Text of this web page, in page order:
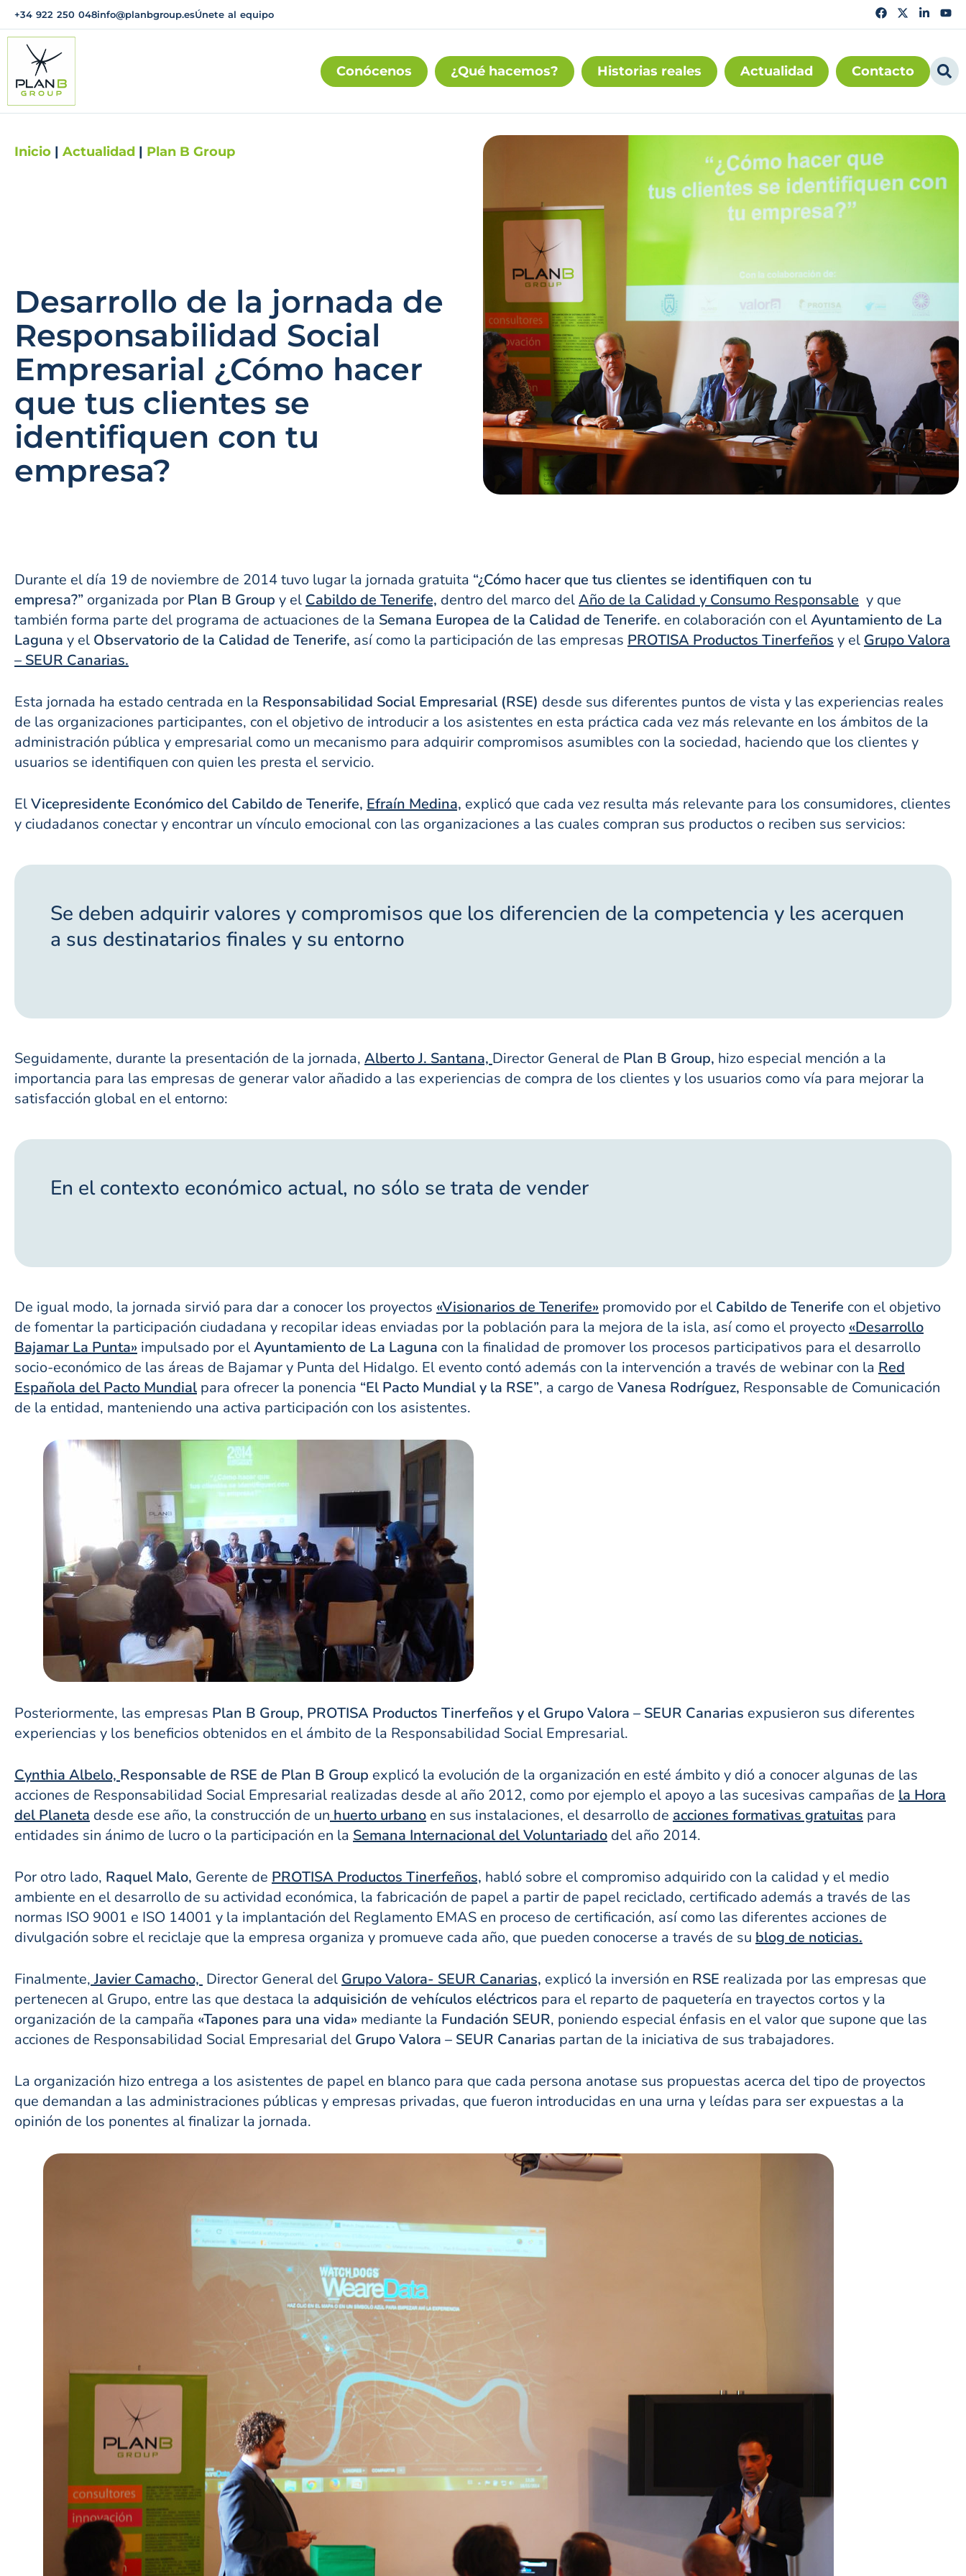
+34 922 250 048info@planbgroup.esÚnete al equipo
Conócenos ¿Qué hacemos? Historias reales Actualidad Contacto
Inicio | Actualidad | Plan B Group
Desarrollo de la jornada de
Responsabilidad Social
Empresarial ¿Cómo hacer
que tus clientes se
identifiquen con tu
empresa?
Durante el día 19 de noviembre de 2014 tuvo lugar la jornada gratuita “¿Cómo hacer que tus clientes se identifiquen con tu
empresa?” organizada por Plan B Group y el Cabildo de Tenerife, dentro del marco delAño de la Calidad y Consumo Responsable y que
también forma parte del programa de actuaciones de la Semana Europea de la Calidad de Tenerife. en colaboración con elAyuntamiento de La
Laguna y el Observatorio de la Calidad de Tenerife, así como la participación de las empresas PROTISA Productos Tinerfeños y el Grupo Valora
– SEUR Canarias.
Esta jornada ha estado centrada en la Responsabilidad Social Empresarial (RSE) desde sus diferentes puntos de vista y las experiencias reales
de las organizaciones participantes, con el objetivo de introducir a los asistentes en esta práctica cada vez más relevante en los ámbitos de la
administración pública y empresarial como un mecanismo para adquirir compromisos asumibles con la sociedad, haciendo que los clientes y
usuarios se identifiquen con quien les presta el servicio.
ElVicepresidente Económico del Cabildo de Tenerife, Efraín Medina, explicó que cada vez resulta más relevante para los consumidores, clientes
y ciudadanos conectar y encontrar un vínculo emocional con las organizaciones a las cuales compran sus productos o reciben sus servicios:
Se deben adquirir valores y compromisos que los diferencien de la competencia y les acerquen
a sus destinatarios finales y su entorno
Seguidamente, durante la presentación de la jornada, Alberto J. Santana, Director General de Plan B Group, hizo especial mención a la
importancia para las empresas de generar valor añadido a las experiencias de compra de los clientes y los usuarios como vía para mejorar la
satisfacción global en el entorno:
En el contexto económico actual, no sólo se trata de vender
De igual modo, la jornada sirvió para dar a conocer los proyectos «Visionarios de Tenerife» promovido por el Cabildo de Tenerife con el objetivo
de fomentar la participación ciudadana y recopilar ideas enviadas por la población para la mejora de la isla, así como el proyecto «Desarrollo
Bajamar La Punta» impulsado por elAyuntamiento de La Laguna con la finalidad de promover los procesos participativos para el desarrollo
socio-económico de las áreas de Bajamar y Punta del Hidalgo. El evento contó además con la intervención a través de webinar con la Red
Española del Pacto Mundial para ofrecer la ponencia “El Pacto Mundial y la RSE”, a cargo de Vanesa Rodríguez, Responsable de Comunicación
de la entidad, manteniendo una activa participación con los asistentes.
Posteriormente, las empresas Plan B Group, PROTISA Productos Tinerfeños y el Grupo Valora – SEUR Canarias expusieron sus diferentes
experiencias y los beneficios obtenidos en el ámbito de la Responsabilidad Social Empresarial.
Cynthia Albelo, Responsable de RSE de Plan B Group explicó la evolución de la organización en esté ámbito y dió a conocer algunas de las
acciones de Responsabilidad Social Empresarial realizadas desde al año 2012, como por ejemplo el apoyo a las sucesivas campañas de la Hora
del Planeta desde ese año, la construcción de un huerto urbano en sus instalaciones, el desarrollo de acciones formativas gratuitas para
entidades sin ánimo de lucro o la participación en la Semana Internacional del Voluntariado del año 2014.
Por otro lado, Raquel Malo, Gerente de PROTISA Productos Tinerfeños, habló sobre el compromiso adquirido con la calidad y el medio
ambiente en el desarrollo de su actividad económica, la fabricación de papel a partir de papel reciclado, certificado además a través de las
normas ISO 9001 e ISO 14001 y la implantación del Reglamento EMAS en proceso de certificación, así como las diferentes acciones de
divulgación sobre el reciclaje que la empresa organiza y promueve cada año, que pueden conocerse a través de su blog de noticias.
Finalmente,Javier Camacho, Director General del Grupo Valora- SEUR Canarias, explicó la inversión en RSE realizada por las empresas que
pertenecen al Grupo, entre las que destaca la adquisición de vehículos eléctricos para el reparto de paquetería en trayectos cortos y la
organización de la campaña «Tapones para una vida» mediante la Fundación SEUR, poniendo especial énfasis en el valor que supone que las
acciones de Responsabilidad Social Empresarial del Grupo Valora – SEUR Canarias partan de la iniciativa de sus trabajadores.
La organización hizo entrega a los asistentes de papel en blanco para que cada persona anotase sus propuestas acerca del tipo de proyectos
que demandan a las administraciones públicas y empresas privadas, que fueron introducidas en una urna y leídas para ser expuestas a la
opinión de los ponentes al finalizar la jornada.